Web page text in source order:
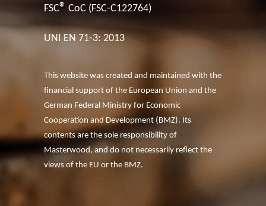
FSC® CoC (FSC-C122764)
UNI EN 71-3: 2013
This website was created and maintained with the
financial support of the European Union and the
German Federal Ministry for Economic
Cooperation and Development (BMZ). Its
contents are the sole responsibility of
Masterwood, and do not necessarily reflect the
views of the EU or the BMZ.